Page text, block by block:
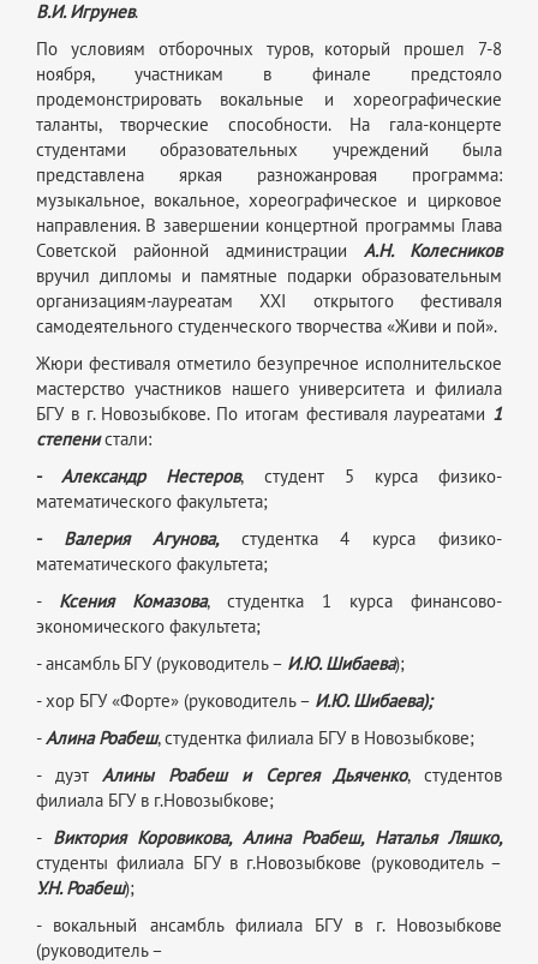
В.И. Игрунев.
По условиям отборочных туров, который прошел 7-8
ноября, участникам в финале предстояло
продемонстрировать вокальные и хореографические
таланты, творческие способности. На гала-концерте
студентами образовательных учреждений была
представлена яркая разножанровая программа:
музыкальное, вокальное, хореографическое и цирковое
направления. В завершении концертной программы Глава
Советской районной администрации А.Н. Колесников
вручил дипломы и памятные подарки образовательным
организациям-лауреатам XXI открытого фестиваля
самодеятельного студенческого творчества «Живи и пой».
Жюри фестиваля отметило безупречное исполнительское
мастерство участников нашего университета и филиала
БГУ в г. Новозыбкове. По итогам фестиваля лауреатами 1
степенистали:
-Александр Нестеров, студент 5 курса физико-
математического факультета;
- Валерия Агунова,студентка 4 курса физико-
математического факультета;
- Ксения Комазова, студентка 1 курса финансово-
экономического факультета;
- ансамбль БГУ (руководитель – И.Ю. Шибаева);
- хор БГУ «Форте» (руководитель – И.Ю. Шибаева);
-Алина Роабеш, студентка филиала БГУ в Новозыбкове;
- дуэтАлины Роабеш и Сергея Дьяченко, студентов
филиала БГУ в г.Новозыбкове;
- Виктория Коровикова, Алина Роабеш, Наталья Ляшко,
студенты филиала БГУ в г.Новозыбкове (руководитель –
У.Н. Роабеш);
- вокальный ансамбль филиала БГУ в г. Новозыбкове
(руководитель –